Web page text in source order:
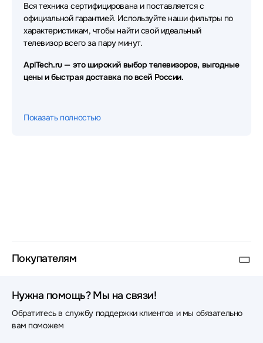
Вся техника сертифицирована и поставляется с
официальной гарантией. Используйте наши фильтры по
характеристикам, чтобы найти свой идеальный
телевизор всего за пару минут.
AplTech.ru — это широкий выбор телевизоров, выгодные
цены и быстрая доставка по всей России.
Показать полностью
Покупателям
Нужна помощь? Мы на связи!
Обратитесь в службу поддержки клиентов и мы обязательно
вам поможем